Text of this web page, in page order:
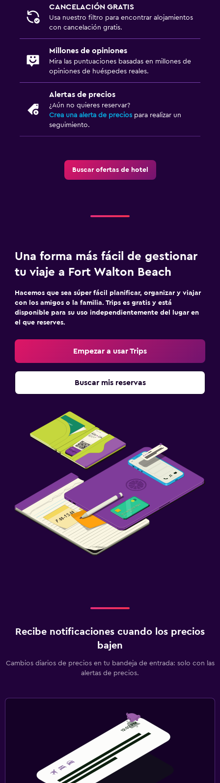
CANCELACIÓN GRATIS
Usa nuestro filtro para encontrar alojamientos
con cancelación gratis.
Millones de opiniones
Mira las puntuaciones basadas en millones de
opiniones de huéspedes reales.
Alertas de precios
¿Aún no quieres reservar?
Crea una alerta de precios para realizar un
seguimiento.
Buscar ofertas de hotel
Una forma más fácil de gestionar
tu viaje a Fort Walton Beach
Hacemos que sea súper fácil planificar, organizar y viajar
con los amigos o la familia. Trips es gratis y está
disponible para su uso independientemente del lugar en
el que reserves.
Empezar a usar Trips
Buscar mis reservas
Recibe notificaciones cuando los precios
bajen
Cambios diarios de precios en tu bandeja de entrada: solo con las
alertas de precios.